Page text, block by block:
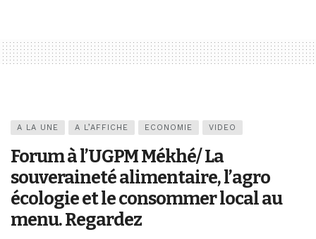
A LA UNE A L’AFFICHE ECONOMIE VIDEO
Forum à l’UGPM Mékhé/ La
souveraineté alimentaire, l’agro
écologie et le consommer local au
menu. Regardez